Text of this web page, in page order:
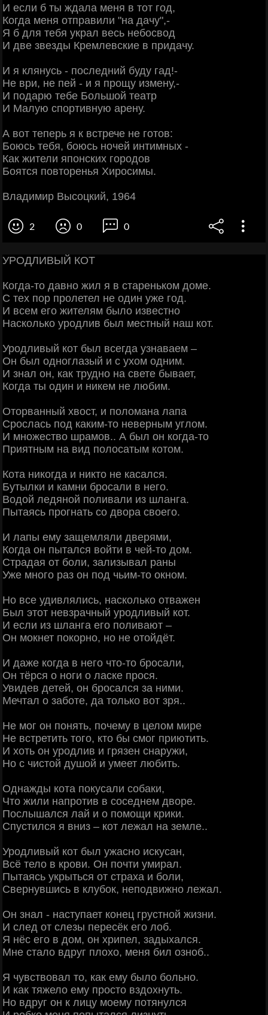
И если б ты ждала меня в тот год,
Когда меня отправили "на дачу",-
Я б для тебя украл весь небосвод
И две звезды Кремлевские в придачу.
И я клянусь - последний буду гад!-
Не ври, не пей - и я прощу измену,-
И подарю тебе Большой театр
И Малую спортивную арену.
А вот теперь я к встрече не готов:
Боюсь тебя, боюсь ночей интимных -
Как жители японских городов
Боятся повторенья Хиросимы.
Владимир Высоцкий, 1964
2 0 0
УРОДЛИВЫЙ КОТ
Когда-то давно жил я в стареньком доме.
С тех пор пролетел не один уже год.
И всем его жителям было известно
Насколько уродлив был местный наш кот.
Уродливый кот был всегда узнаваем –
Он был одноглазый и с ухом одним.
И знал он, как трудно на свете бывает,
Когда ты один и никем не любим.
Оторванный хвост, и поломана лапа
Срослась под каким-то неверным углом.
И множество шрамов.. А был он когда-то
Приятным на вид полосатым котом.
Кота никогда и никто не касался.
Бутылки и камни бросали в него.
Водой ледяной поливали из шланга.
Пытаясь прогнать со двора своего.
И лапы ему защемляли дверями,
Когда он пытался войти в чей-то дом.
Страдая от боли, зализывал раны
Уже много раз он под чьим-то окном.
Но все удивлялись, насколько отважен
Был этот невзрачный уродливый кот.
И если из шланга его поливают –
Он мокнет покорно, но не отойдёт.
И даже когда в него что-то бросали,
Он тёрся о ноги о ласке прося.
Увидев детей, он бросался за ними.
Мечтал о заботе, да только вот зря..
Не мог он понять, почему в целом мире
Не встретить того, кто бы смог приютить.
И хоть он уродлив и грязен снаружи,
Но с чистой душой и умеет любить.
Однажды кота покусали собаки,
Что жили напротив в соседнем дворе.
Послышался лай и о помощи крики.
Спустился я вниз – кот лежал на земле..
Уродливый кот был ужасно искусан,
Всё тело в крови. Он почти умирал.
Пытаясь укрыться от страха и боли,
Свернувшись в клубок, неподвижно лежал.
Он знал - наступает конец грустной жизни.
И след от слезы пересёк его лоб.
Я нёс его в дом, он хрипел, задыхался.
Мне стало вдруг плохо, меня бил озноб..
Я чувствовал то, как ему было больно.
И как тяжело ему просто вздохнуть.
Но вдруг он к лицу моему потянулся